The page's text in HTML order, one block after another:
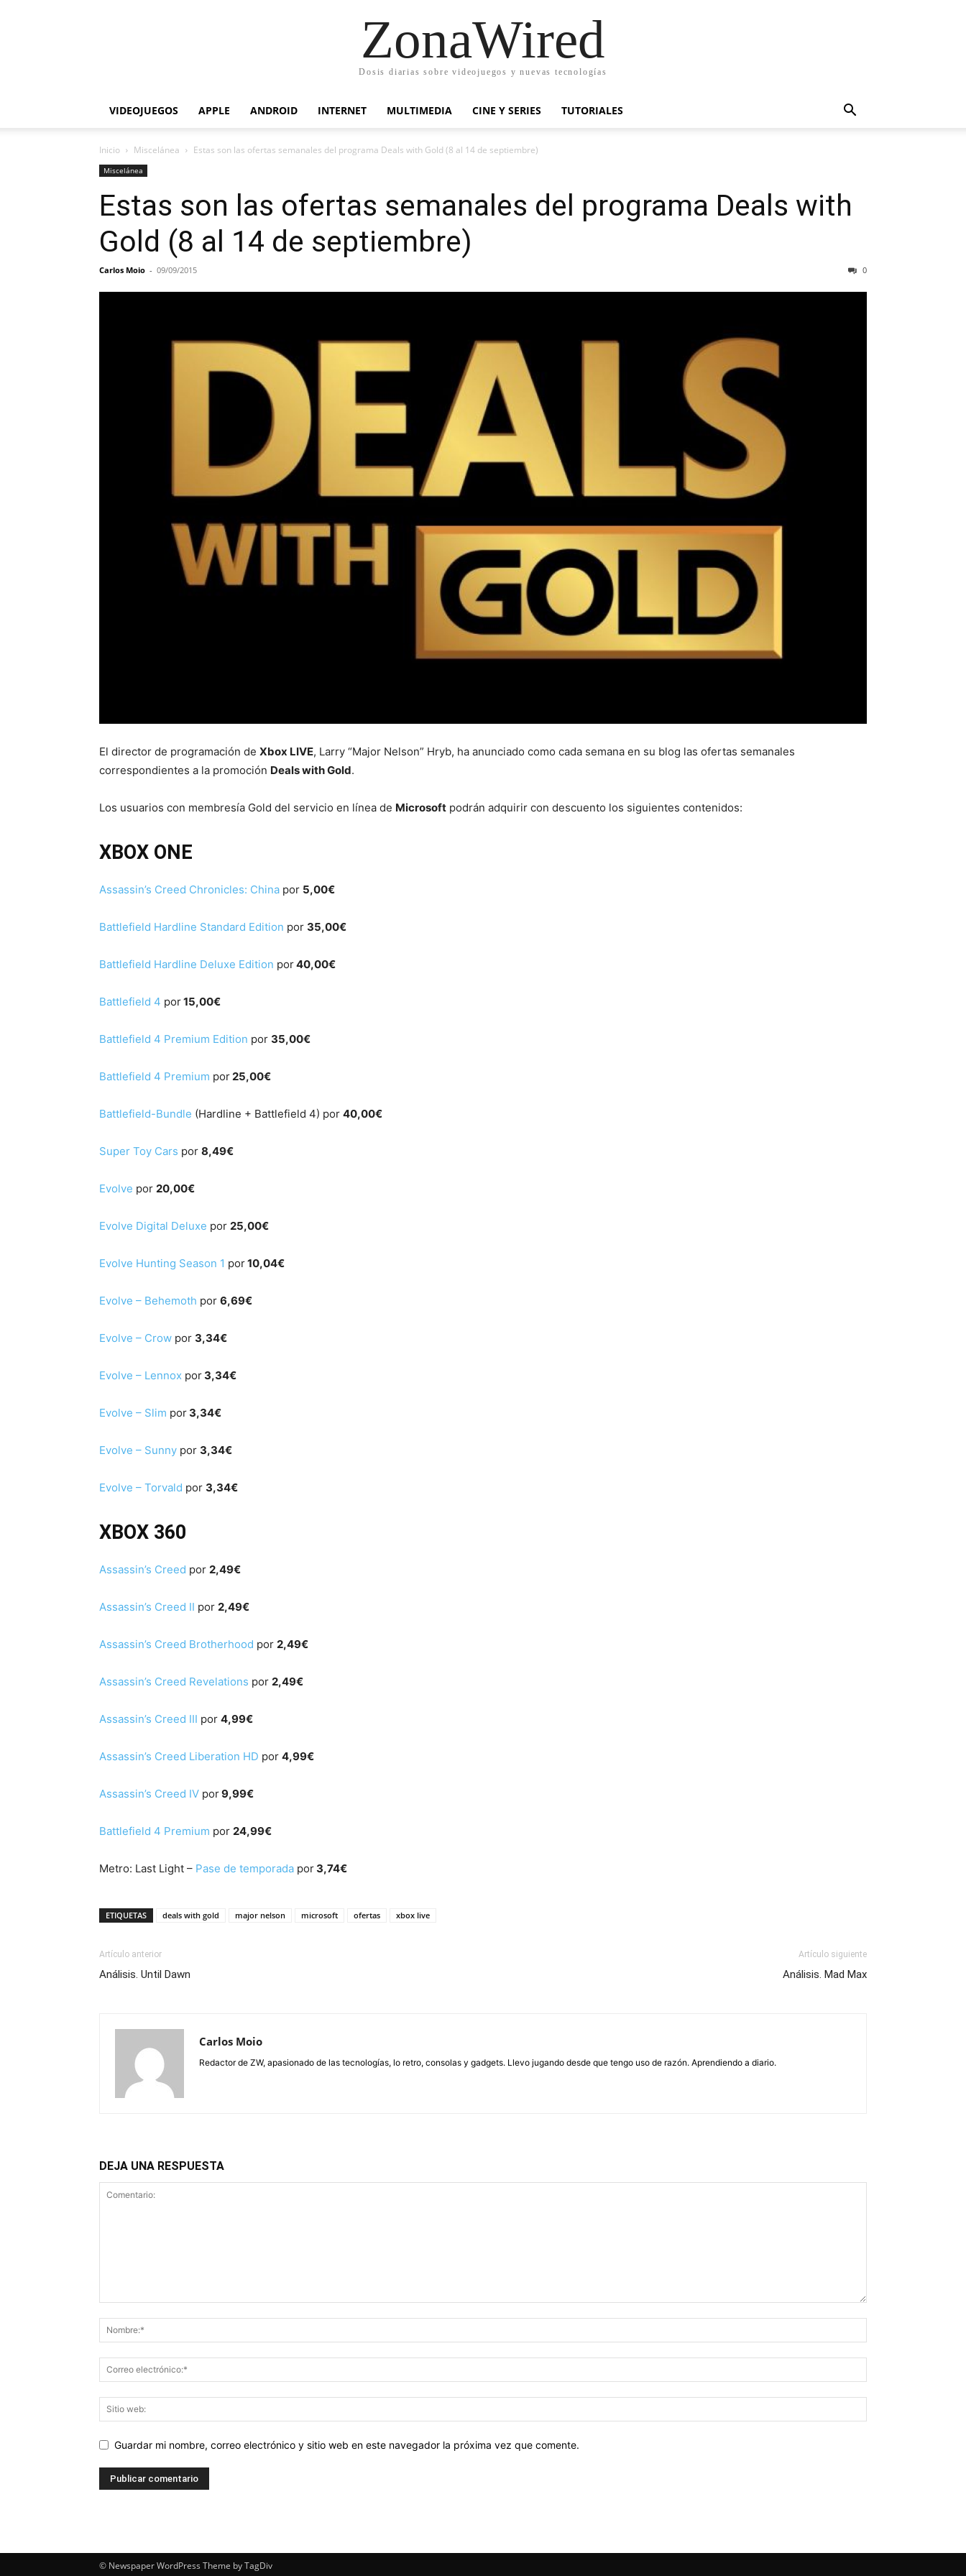
ZonaWired
Dosis diarias sobre videojuegos y nuevas tecnologías
VIDEOJUEGOS APPLE ANDROID INTERNET MULTIMEDIA CINE Y SERIES TUTORIALES
Inicio Miscelánea Estas son las ofertas semanales del programa Deals with Gold (8 al 14 de septiembre)
Miscelánea
Estas son las ofertas semanales del programa Deals with
Gold (8 al 14 de septiembre)
Carlos Moio - 09/09/2015 0
El director de programación de Xbox LIVE, Larry “Major Nelson” Hryb, ha anunciado como cada semana en su blog las ofertas semanales
correspondientes a la promoción Deals with Gold.
Los usuarios con membresía Gold del servicio en línea de Microsoft podrán adquirir con descuento los siguientes contenidos:
XBOX ONE
Assassin’s Creed Chronicles: China por 5,00€
Battlefield Hardline Standard Edition por 35,00€
Battlefield Hardline Deluxe Edition por40,00€
Battlefield 4 por15,00€
Battlefield 4 Premium Edition por 35,00€
Battlefield 4 Premium por 25,00€
Battlefield-Bundle (Hardline + Battlefield 4) por 40,00€
Super Toy Cars por 8,49€
Evolve por 20,00€
Evolve Digital Deluxe por 25,00€
Evolve Hunting Season 1 por10,04€
Evolve – Behemoth por 6,69€
Evolve – Crow por 3,34€
Evolve – Lennox por 3,34€
Evolve – Slim por 3,34€
Evolve – Sunny por 3,34€
Evolve – Torvald por 3,34€
XBOX 360
Assassin’s Creed por 2,49€
Assassin’s Creed II por 2,49€
Assassin’s Creed Brotherhood por 2,49€
Assassin’s Creed Revelations por 2,49€
Assassin’s Creed III por 4,99€
Assassin’s Creed Liberation HD por 4,99€
Assassin’s Creed IV por9,99€
Battlefield 4 Premium por 24,99€
Metro: Last Light – Pase de temporada por 3,74€
ETIQUETAS deals with gold major nelson microsoft ofertas xbox live
Artículo anterior
Análisis. Until Dawn
Artículo siguiente
Análisis. Mad Max
Carlos Moio
Redactor de ZW, apasionado de las tecnologías, lo retro, consolas y gadgets. Llevo jugando desde que tengo uso de razón. Aprendiendo a diario.
DEJA UNA RESPUESTA
Guardar mi nombre, correo electrónico y sitio web en este navegador la próxima vez que comente.
© Newspaper WordPress Theme by TagDiv